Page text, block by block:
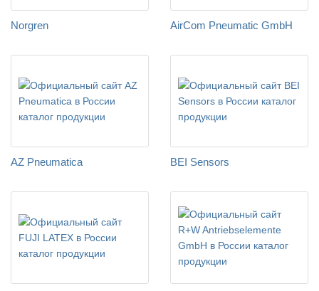
Norgren AirCom Pneumatic GmbH
AZ Pneumatica BEI Sensors